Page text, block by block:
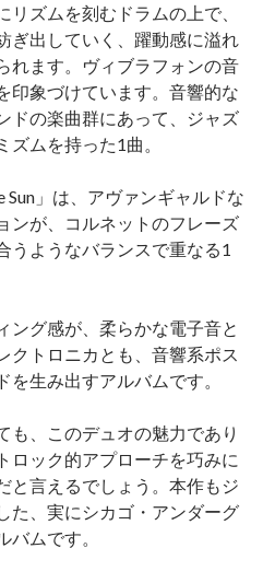
ズムを刻むドラムの上で、
ぎ出していく、躍動感に溢れ
れます。ヴィブラフォンの音
印象づけています。音響的な
ドの楽曲群にあって、ジャズ
ムを持った1曲。
」は、アヴァンギャルドな
ンが、コルネットのフレーズ
うようなバランスで重なる1
グ感が、柔らかな電子音と
クトロニカとも、音響系ポス
を生み出すアルバムです。
、このデュオの魅力であり
ロック的アプローチを巧みに
と言えるでしょう。本作もジ
た、実にシカゴ・アンダーグ
ムです。